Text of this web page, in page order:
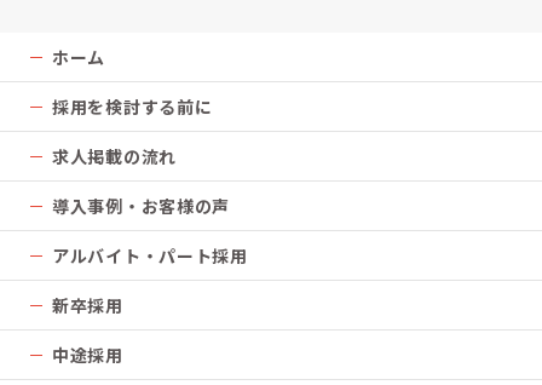
ホーム
採用を検討する前に
求人掲載の流れ
導入事例・お客様の声
アルバイト・パート採用
新卒採用
中途採用